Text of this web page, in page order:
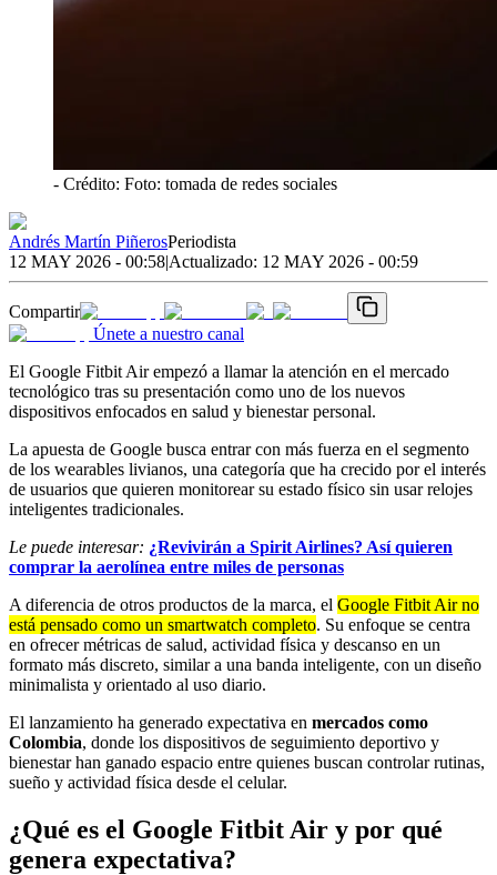
- Crédito: Foto: tomada de redes sociales
Andrés Martín PiñerosPeriodista
12 MAY 2026 - 00:58|Actualizado: 12 MAY 2026 - 00:59
Compartir
Únete a nuestro canal
El Google Fitbit Air empezó a llamar la atención en el mercado
tecnológico tras su presentación como uno de los nuevos
dispositivos enfocados en salud y bienestar personal.
La apuesta de Google busca entrar con más fuerza en el segmento
de los wearables livianos, una categoría que ha crecido por el interés
de usuarios que quieren monitorear su estado físico sin usar relojes
inteligentes tradicionales.
Le puede interesar: ¿Revivirán a Spirit Airlines? Así quieren
comprar la aerolínea entre miles de personas
A diferencia de otros productos de la marca, el Google Fitbit Air no
está pensado como un smartwatch completo. Su enfoque se centra
en ofrecer métricas de salud, actividad física y descanso en un
formato más discreto, similar a una banda inteligente, con un diseño
minimalista y orientado al uso diario.
El lanzamiento ha generado expectativa en mercados como
Colombia, donde los dispositivos de seguimiento deportivo y
bienestar han ganado espacio entre quienes buscan controlar rutinas,
sueño y actividad física desde el celular.
¿Qué es el Google Fitbit Air y por qué
genera expectativa?